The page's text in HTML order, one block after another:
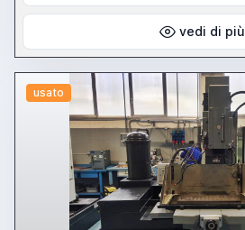
vedi di più
usato